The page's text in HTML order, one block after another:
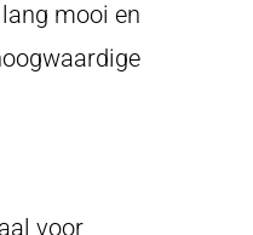
mooi en
voor